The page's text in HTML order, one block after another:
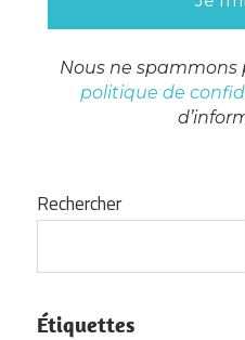
Nous ne spammons
politique de
Rechercher
Étiquettes